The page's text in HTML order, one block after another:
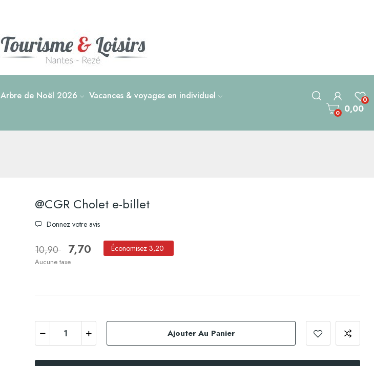
Arbre de Noël 2026
Vacances & voyages en individuel
0
0,00
0
@CGR Cholet e-billet
Donnez votre avis
10,90 7,70 Économisez 3,20
Aucune taxe
Ajouter Au Panier